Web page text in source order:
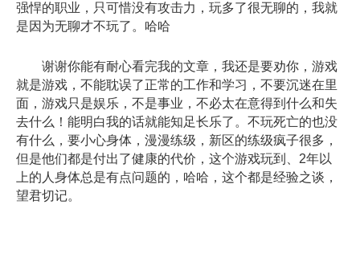
强悍的职业，只可惜没有攻击力，玩多了很无聊的，我就
是因为无聊才不玩了。哈哈
谢谢你能有耐心看完我的文章，我还是要劝你，游戏
就是游戏，不能耽误了正常的工作和学习，不要沉迷在里
面，游戏只是娱乐，不是事业，不必太在意得到什么和失
去什么！能明白我的话就能知足长乐了。不玩死亡的也没
有什么，要小心身体，漫漫练级，新区的练级疯子很多，
但是他们都是付出了健康的代价，这个游戏玩到、2年以
上的人身体总是有点问题的，哈哈，这个都是经验之谈，
望君切记。